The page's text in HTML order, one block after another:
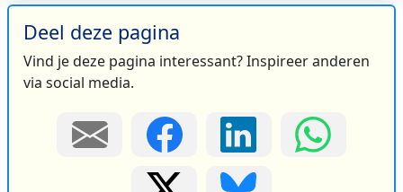
Deel deze pagina
Vind je deze pagina interessant? Inspireer anderen
via social media.